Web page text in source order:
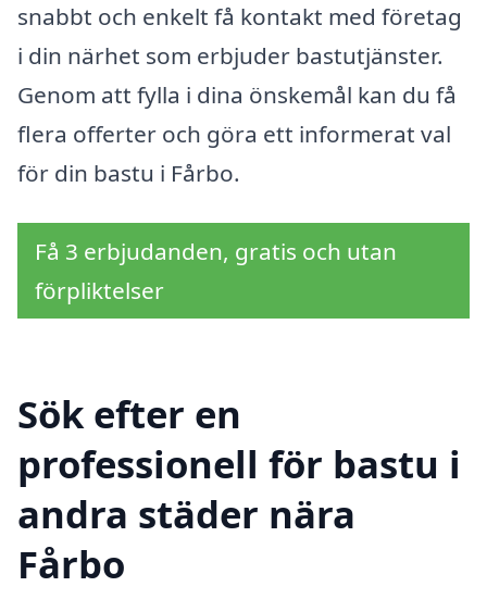
snabbt och enkelt få kontakt med företag
i din närhet som erbjuder bastutjänster.
Genom att fylla i dina önskemål kan du få
flera offerter och göra ett informerat val
för din bastu i Fårbo.
Få 3 erbjudanden, gratis och utan
förpliktelser
Sök efter en
professionell för bastu i
andra städer nära
Fårbo